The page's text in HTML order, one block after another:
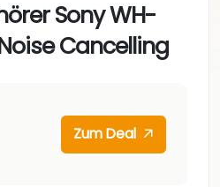
Sony WH-
Cancelling
Zum Deal